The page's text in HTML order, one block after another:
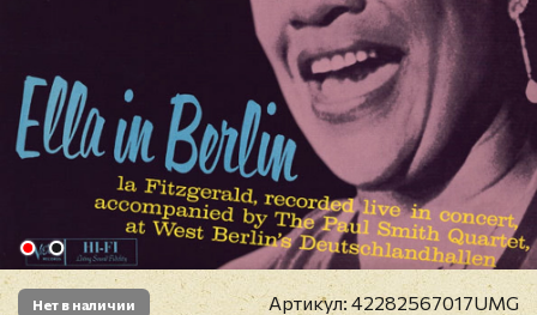
Нет в наличии Артикул: 42282567017UMG